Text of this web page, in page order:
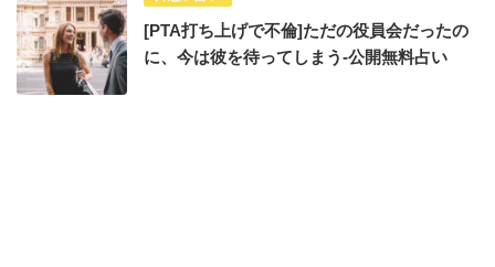
[PTA打ち上げで不倫]ただの役員会だったの
に、今は彼を待ってしまう-公開無料占い